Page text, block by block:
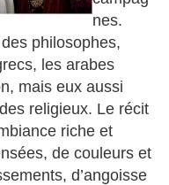
nes.
philosophes,
les arabes
mais eux aussi
religieux. Le récit
riche et
de couleurs et
d’angoisse